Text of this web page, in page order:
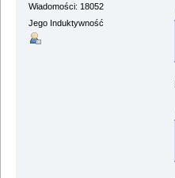
Wiadomości: 18052
Jego Induktywność